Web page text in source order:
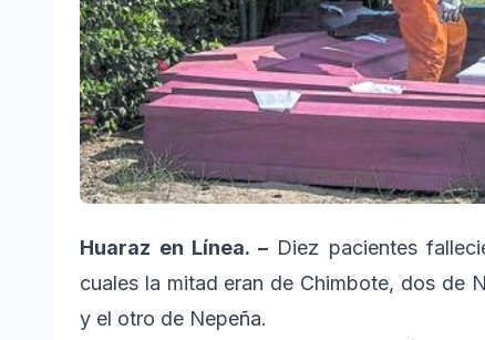
Huaraz en Línea. – Diez pacientes
cuales la mitad eran de Chimbote, dos de
y el otro de Nepeña.